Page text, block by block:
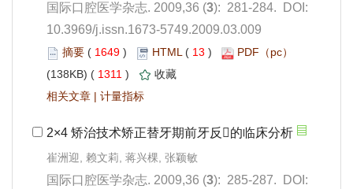
): 281-284. DOI:
10.3969/j.issn.1673-5749.2009.03.009
1649 ) 13 )
1311 )
|
): 285-287. DOI: